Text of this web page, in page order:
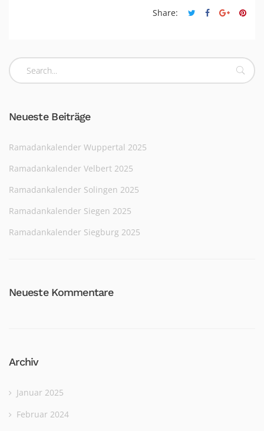
Share:
Neueste Beiträge
Ramadankalender Wuppertal 2025
Ramadankalender Velbert 2025
Ramadankalender Solingen 2025
Ramadankalender Siegen 2025
Ramadankalender Siegburg 2025
Neueste Kommentare
Archiv
Januar 2025
Februar 2024